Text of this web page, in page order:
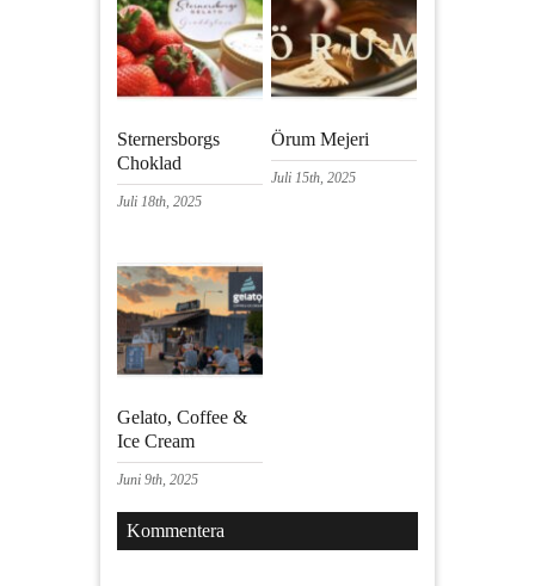
Sternersborgs
Choklad
Juli 18th, 2025
Örum Mejeri
Juli 15th, 2025
Gelato, Coffee &
Ice Cream
Juni 9th, 2025
Kommentera